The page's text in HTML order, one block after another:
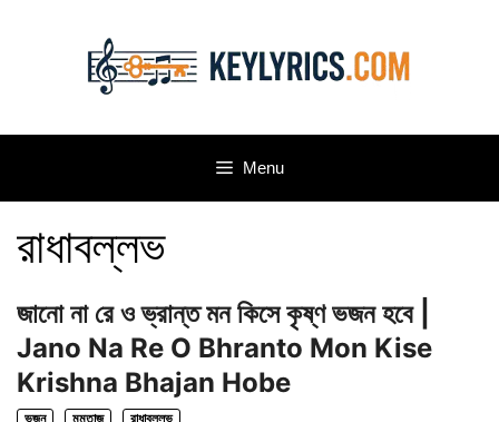
Menu
রাধাবল্লভ
জানো না রে ও ভ্রান্ত মন কিসে কৃষ্ণ ভজন হবে |
Jano Na Re O Bhranto Mon Kise
Krishna Bhajan Hobe
ভজন মমতাজ রাধাবল্লভ